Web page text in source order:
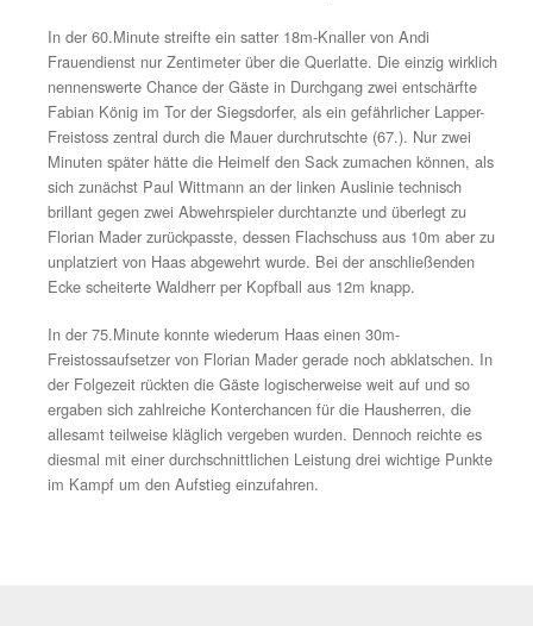
Ein sehenswerten Drehvolleyschuss von Fridolfings
Josef Pallauf vom rechten Sechzehnereck (38.) streifte
knapp am Gehäuse vorbei, wie auf der Gegenseite ein
nach Ecke von Christoph Treitl (41.). Es blieb aber bei
1:0-Halbzeitführung des TSV Siegsdorf, ohne wirklich
zu können.
Kurz nach Wiederanpfiff eine erneute Ecke der
junge Maxi Huber stieg am höchsten, konnte die Kugel
jedoch nicht mehr genügen drücken und verfehlte das
der 50.Minute konterte der TSV im eigenen Stadion
Mayer, der wiederum Michi Huber schön in die Gasse
Huber behielt die Übersicht und passte quer zum
Florian Mader, dessen gezirkelter Schuss vom 16er
Gästekeeper Michael Haas per Glanztat noch aus dem